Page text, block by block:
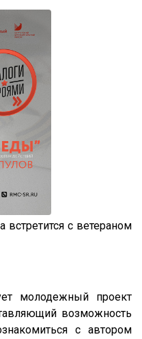
встретится с ветераном
молодежный проект
возможность
с автором